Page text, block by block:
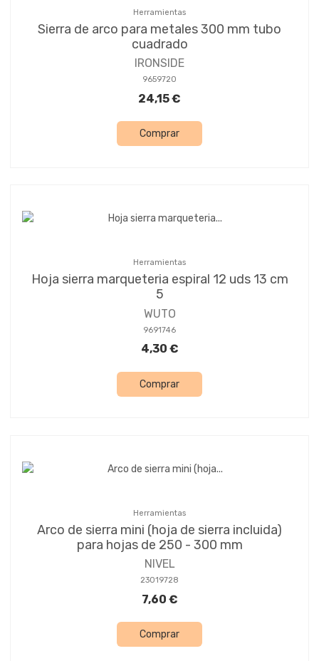
Herramientas
Sierra de arco para metales 300 mm tubo
cuadrado
IRONSIDE
9659720
24,15 €
Comprar
Herramientas
Hoja sierra marqueteria espiral 12 uds 13 cm
5
WUTO
9691746
4,30 €
Comprar
Herramientas
Arco de sierra mini (hoja de sierra incluida)
para hojas de 250 - 300 mm
NIVEL
23019728
7,60 €
Comprar